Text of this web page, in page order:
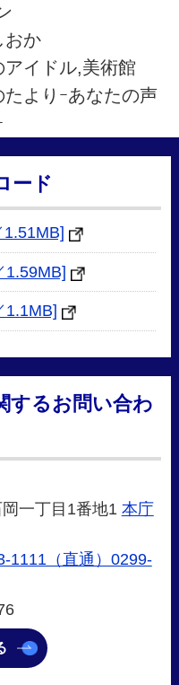
おか
アイドル,美術館
たよりｰあなたの声
ード
1.59MB]
1.1MB]
するお問い合わ
一丁目1番地1 本庁
1111（直通）0299-